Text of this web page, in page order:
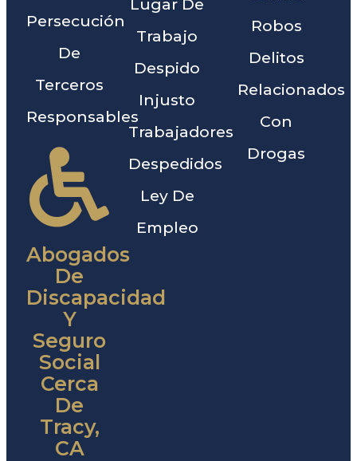
Persecución
De
Terceros
Responsables
Abogados
De
Discapacidad
Y
Seguro
Social
Cerca
De
Tracy,
CA
Lugar De
Trabajo
Despido
Injusto
Trabajadores
Despedidos
Ley De
Empleo
Robos
Delitos
Relacionados
Con
Drogas